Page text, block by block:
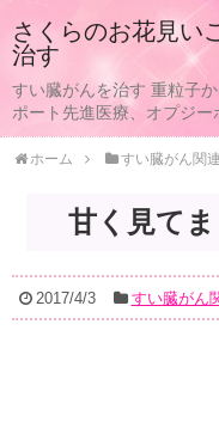
さくらのお花見い
治す
すい臓がんを治す 重粒子
ポート先進医療、オプジー
ホーム すい臓がん関連
甘く見てま
2017/4/3 すい臓がん